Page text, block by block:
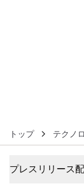
トップ テクノ
プレスリリース